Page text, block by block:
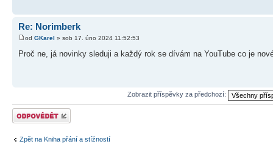
Re: Norimberk
od GKarel » sob 17. úno 2024 11:52:53
Proč ne, já novinky sleduji a každý rok se dívám na YouTube co je
Zobrazit příspěvky za předchozí:
Odeslat odpověď
Zpět na Kniha přání a stížností